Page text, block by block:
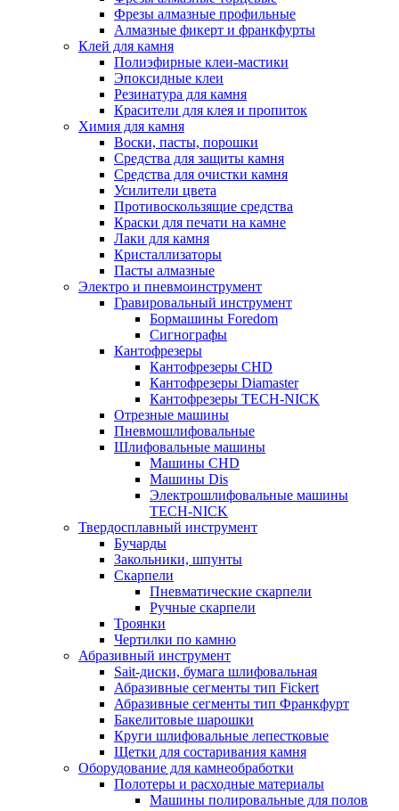
Фрезы алмазные профильные
Алмазные фикерт и франкфурты
Клей для камня
Полиэфирные клеи-мастики
Эпоксидные клеи
Резинатура для камня
Красители для клея и пропиток
Химия для камня
Воски, пасты, порошки
Средства для защиты камня
Средства для очистки камня
Усилители цвета
Противоскользящие средства
Краски для печати на камне
Лаки для камня
Кристаллизаторы
Пасты алмазные
Электро и пневмоинструмент
Гравировальный инструмент
Бормашины Foredom
Сигнографы
Кантофрезеры
Кантофрезеры CHD
Кантофрезеры Diamaster
Кантофрезеры TECH-NICK
Отрезные машины
Пневмошлифовальные
Шлифовальные машины
Машины CHD
Машины Dis
Электрошлифовальные машины
TECH-NICK
Твердосплавный инструмент
Бучарды
Закольники, шпунты
Скарпели
Пневматические скарпели
Ручные скарпели
Троянки
Чертилки по камню
Абразивный инструмент
Sait-диски, бумага шлифовальная
Абразивные сегменты тип Fickert
Абразивные сегменты тип Франкфурт
Бакелитовые шарошки
Круги шлифовальные лепестковые
Щетки для состаривания камня
Оборудование для камнеобработки
Полотеры и расходные материалы
Машины полировальные для полов